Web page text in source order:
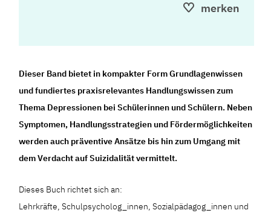
merken
Dieser Band bietet in kompakter Form Grundlagenwissen
und fundiertes praxisrelevantes Handlungswissen zum
Thema Depressionen bei Schülerinnen und Schülern. Neben
Symptomen, Handlungsstrategien und Fördermöglichkeiten
werden auch präventive Ansätze bis hin zum Umgang mit
dem Verdacht auf Suizidalität vermittelt.
Dieses Buch richtet sich an:
Lehrkräfte, Schulpsycholog_innen, Sozialpädagog_innen und